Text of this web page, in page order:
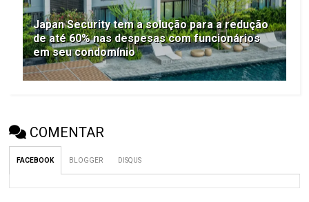
Japan Security tem a solução para a redução
de até 60% nas despesas com funcionários
em seu condomínio
COMENTAR
FACEBOOK BLOGGER DISQUS